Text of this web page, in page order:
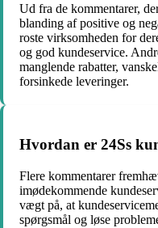
Ud fra de kommentarer,
blanding af positive og
roste virksomheden for
og god kundeservice.
manglende rabatter,
forsinkede leveringer.
Hvordan er 24Ss
Flere kommentarer
imødekommende
vægt på, at
spørgsmål og løse